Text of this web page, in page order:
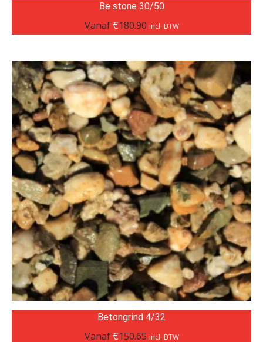
Be stone 30/50
Vanaf €180.90 incl. BTW
Betongrind 4/32
Vanaf €150.65 incl. BTW